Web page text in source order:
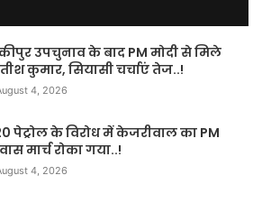
उपचुनाव के बाद PM मोदी से मिले
कुमार, सियासी चर्चाएं तेज..!
4, 2026
पेट्रोल के विरोध में केजरीवाल का PM
मार्च रोका गया..!
4, 2026